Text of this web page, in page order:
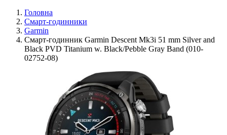
Головна
Смарт-годинники
Garmin
Смарт-годинник Garmin Descent Mk3i 51 mm Silver and
Black PVD Titanium w. Black/Pebble Gray Band (010-
02752-08)